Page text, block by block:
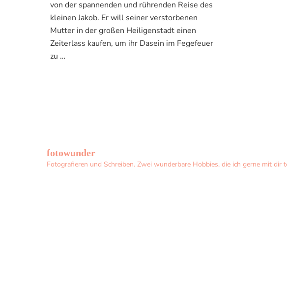
von der spannenden und rührenden Reise des
kleinen Jakob. Er will seiner verstorbenen
Mutter in der großen Heiligenstadt einen
Zeiterlass kaufen, um ihr Dasein im Fegefeuer
zu …
fotowunder
Fotografieren und Schreiben. Zwei wunderbare Hobbies, die ich gerne mit dir